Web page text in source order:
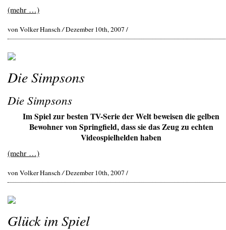
(mehr …)
von Volker Hansch/Dezember 10th, 2007 /
Die Simpsons
Die Simpsons
Im Spiel zur besten TV-Serie der Welt beweisen die gelben
Bewohner von Springfield, dass sie das Zeug zu echten
Videospielhelden haben
(mehr …)
von Volker Hansch/Dezember 10th, 2007 /
Glück im Spiel